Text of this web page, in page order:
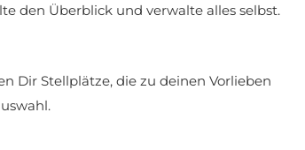
den Überblick und verwalte alles selbst.
Dir Stellplätze, die zu deinen Vorlieben